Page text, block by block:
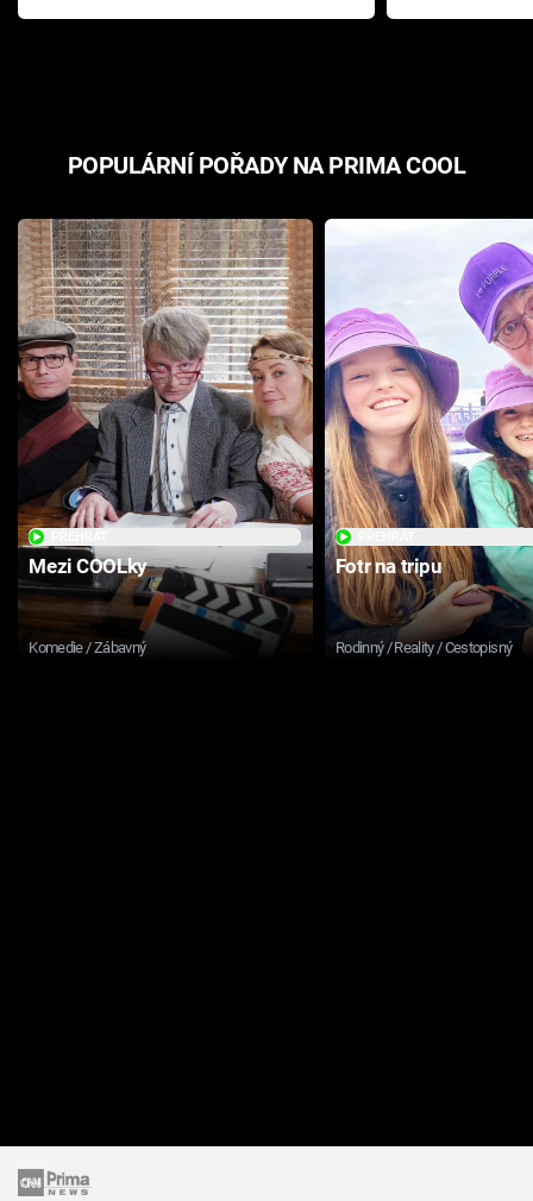
Pottera přišla s ráznou
přichází s
POPULÁRNÍ POŘADY NA PRIMA COOL
Mezi COOLky
Komedie / Zábavný
Fotr na tripu
Rodinný / Reality / Cestopisný